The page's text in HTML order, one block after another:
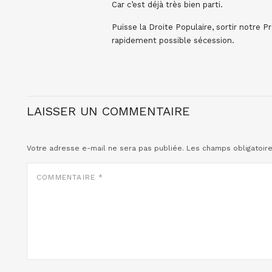
Car c’est déjà très bien parti.
Puisse la Droite Populaire, sortir notre
rapidement possible sécession.
LAISSER UN COMMENTAIRE
Votre adresse e-mail ne sera pas publiée. Les champs